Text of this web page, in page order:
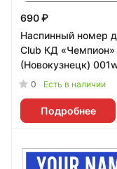
690 ₽
Наспинный номер
Club КД «Чемпион»
(Новокузнецк)
0 Есть в наличии
Подробнее